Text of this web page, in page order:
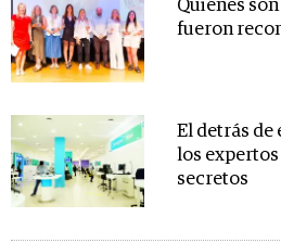
Quiénes
fueron
El detrás de
los
secretos